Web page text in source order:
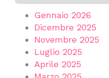
Gennaio 2026
Dicembre 2025
Novembre 2025
Luglio 2025
Aprile 2025